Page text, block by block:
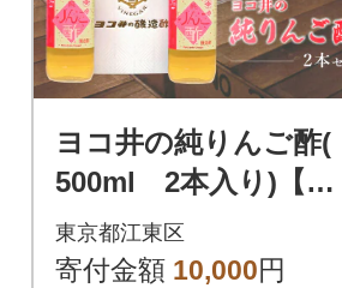
ヨコ井の純りんご酢(
500ml 2本入り)【kt0
08-003】
東京都江東区
寄付金額 10,000円